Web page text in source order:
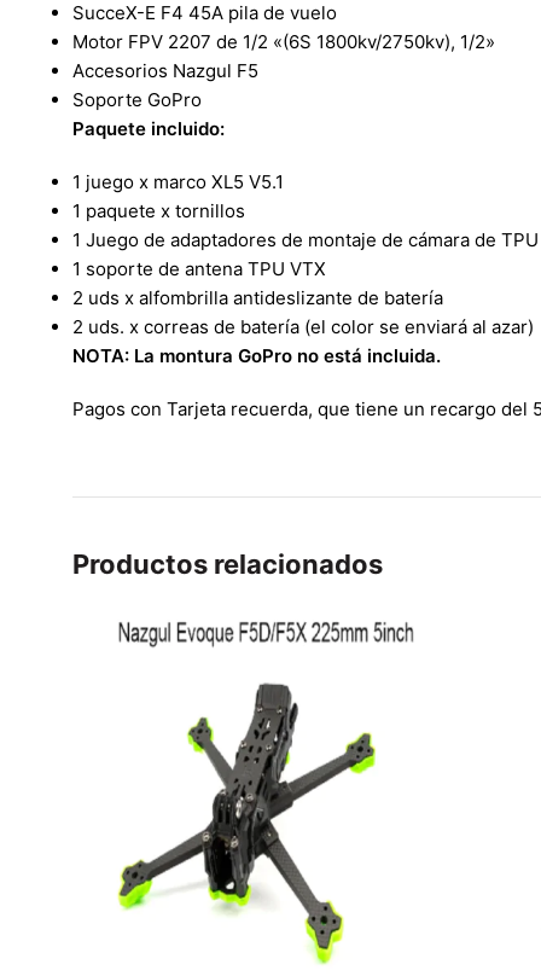
SucceX-E F4 45A pila de vuelo
Motor FPV 2207 de 1/2 «(6S 1800kv/2750kv), 1/2»
Accesorios Nazgul F5
Soporte GoPro
Paquete incluido:
1 juego x marco XL5 V5.1
1 paquete x tornillos
1 Juego de adaptadores de montaje de cámara de TPU
1 soporte de antena TPU VTX
2 uds x alfombrilla antideslizante de batería
2 uds. x correas de batería (el color se enviará al azar)
NOTA: La montura GoPro no está incluida.
Pagos con Tarjeta recuerda, que tiene un recargo
Productos relacionados